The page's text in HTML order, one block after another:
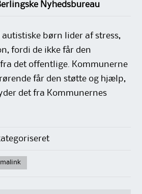
Nyhedsbureau
børn lider af stress,
fordi de ikke får den
det offentlige. Kommunerne
får den støtte og hjælp,
det fra Kommunernes